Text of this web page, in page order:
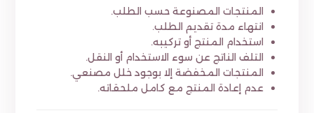
المنتجات المصنوعة حسب الطلب.
انتهاء مدة تقديم الطلب.
استخدام المنتج أو تركيبه.
التلف الناتج عن سوء الاستخدام أو النقل.
المنتجات المخفضة إلا بوجود خلل مصنعي.
عدم إعادة المنتج مع كامل ملحقاته.